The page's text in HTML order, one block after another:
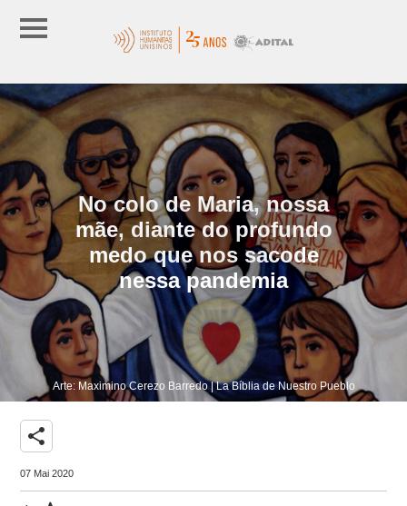
No colo de Maria, nossa
mãe, diante do profundo
medo que nos sacode
nessa pandemia
Arte: Maximino Cerezo Barredo | La Bíblia de Nuestro Pueblo
share
07 Mai 2020